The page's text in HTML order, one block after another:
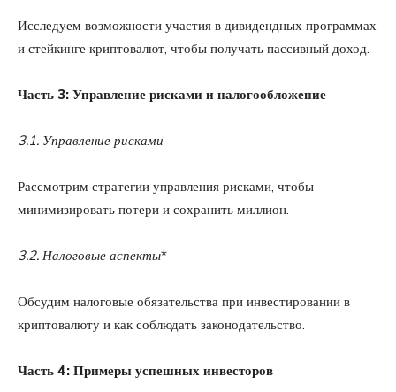
Исследуем возможности участия в дивидендных программах
и стейкинге криптовалют, чтобы получать пассивный доход.
Часть 3: Управление рисками и налогообложение
3.1. Управление рисками
Рассмотрим стратегии управления рисками, чтобы
минимизировать потери и сохранить миллион.
3.2. Налоговые аспекты*
Обсудим налоговые обязательства при инвестировании в
криптовалюту и как соблюдать законодательство.
Часть 4: Примеры успешных инвесторов